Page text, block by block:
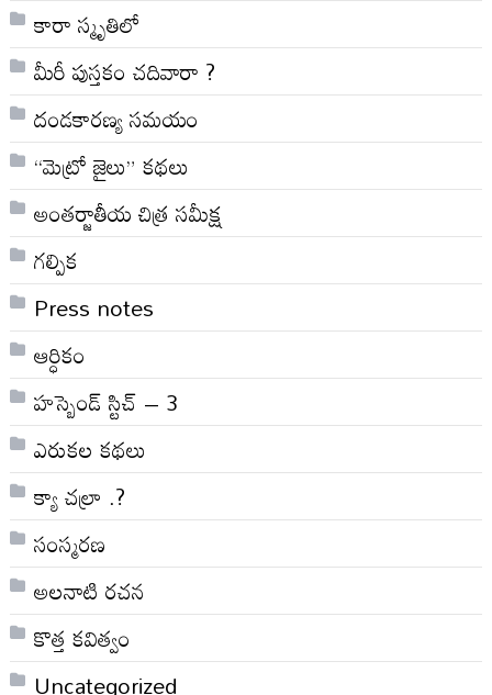
కారా స్మృతిలో
మీరీ పుస్తకం చదివారా ?
దండకారణ్య సమయం
“మెట్రో జైలు” కథలు
అంతర్జాతీయ చిత్ర సమీక్ష
గల్పిక
Press notes
ఆర్ధికం
హస్బెండ్ స్టిచ్ – 3
ఎరుకల కథలు
క్యా చల్రా .?
సంస్మరణ
అలనాటి రచన
కొత్త కవిత్వం
Uncategorized